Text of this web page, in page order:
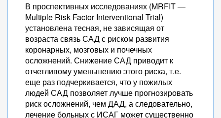
В проспективных исследованиях (MRFIT —
Multiple Risk Factor Interventional Trial)
установлена тесная, не зависящая от
возраста связь САД с риском развития
коронарных, мозговых и почечных
осложнений. Снижение САД приводит к
отчетливому уменьшению этого риска, т.е.
еще раз подчеркивается, что у пожилых
людей САД позволяет лучше прогнозировать
риск осложнений, чем ДАД, а следовательно,
лечение больных с ИСАГ может существенно